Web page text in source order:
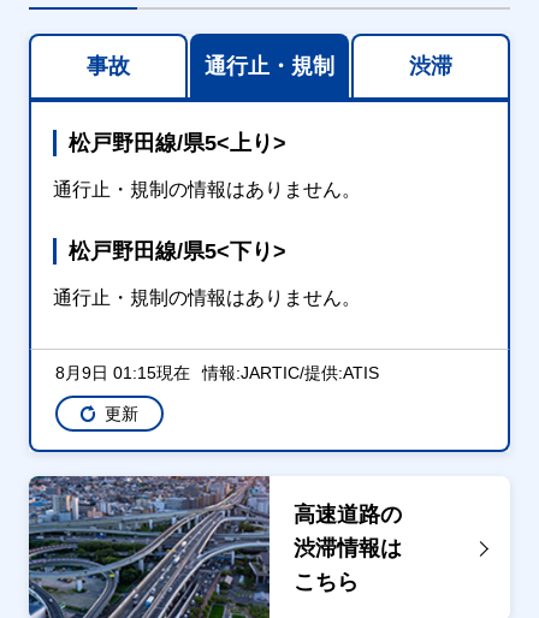
事故 通行止・規制 渋滞
松戸野田線/県5<上り>
通行止・規制の情報はありません。
松戸野田線/県5<下り>
通行止・規制の情報はありません。
8月9日 01:15現在 情報:JARTIC/提供:ATIS
更新
高速道路の
渋滞情報は
こちら